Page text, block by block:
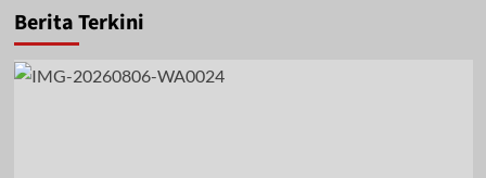
Berita Terkini